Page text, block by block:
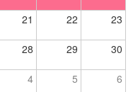
21 22 23
28 29 30
4 5 6